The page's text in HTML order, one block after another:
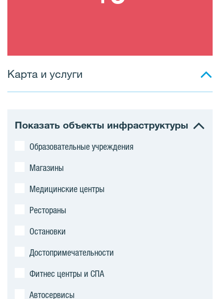
Карта и услуги
Показать объекты инфраструктуры
Образовательные учреждения
Магазины
Медицинские центры
Рестораны
Остановки
Достопримечательности
Фитнес центры и СПА
Автосервисы